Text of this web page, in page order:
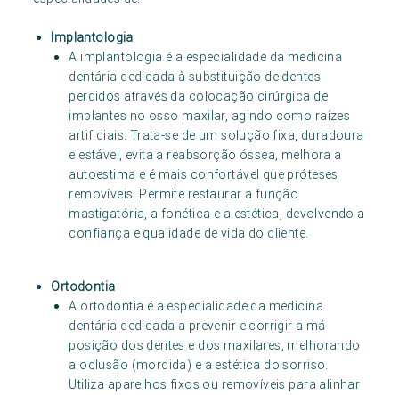
Implantologia
A implantologia é a especialidade da medicina
dentária dedicada à substituição de dentes
perdidos através da colocação cirúrgica de
implantes no osso maxilar, agindo como raízes
artificiais. Trata-se de um solução fixa, duradoura
e estável, evita a reabsorção óssea, melhora a
autoestima e é mais confortável que próteses
removíveis. Permite restaurar a função
mastigatória, a fonética e a estética, devolvendo a
confiança e qualidade de vida do cliente.
Ortodontia
A ortodontia é a especialidade da medicina
dentária dedicada a prevenir e corrigir a má
posição dos dentes e dos maxilares, melhorando
a oclusão (mordida) e a estética do sorriso.
Utiliza aparelhos fixos ou removíveis para alinhar